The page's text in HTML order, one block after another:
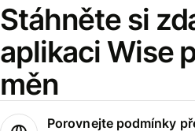
Stáhněte si
aplikaci Wise
měn
Porovnejte podmínky